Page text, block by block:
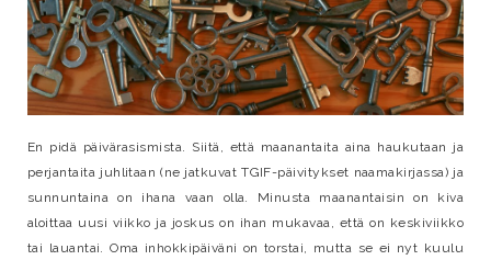
En pidä päivärasismista. Siitä, että maanantaita aina haukutaan ja
perjantaita juhlitaan (ne jatkuvat TGIF-päivitykset naamakirjassa) ja
sunnuntaina on ihana vaan olla. Minusta maanantaisin on kiva
aloittaa uusi viikko ja joskus on ihan mukavaa, että on keskiviikko
tai lauantai. Oma inhokkipäiväni on torstai, mutta se ei nyt kuulu